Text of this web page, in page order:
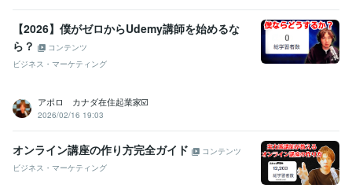
【2026】僕がゼロからUdemy講師を始めるな
ら？
コンテンツ
ビジネス・マーケティング
アポロ カナダ在住起業家☑️
2026/02/16 19:03
オンライン講座の作り方完全ガイド
コンテンツ
ビジネス・マーケティング